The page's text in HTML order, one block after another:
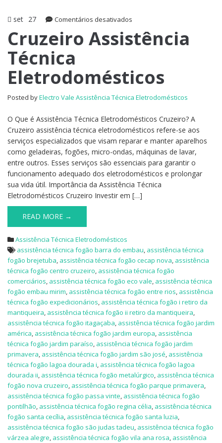
set 27 Comentários desativados
Assistência
Cruzeiro Assistência
Técnica
Eletrodomésticos
Posted byElectro Vale Assistência Técnica Eletrodomésticos
O Que é Assistência Técnica Eletrodomésticos Cruzeiro? A
Cruzeiro assistência técnica eletrodomésticos refere-se aos
serviços especializados que visam reparar e manter aparelhos
como geladeiras, fogões, micro-ondas, máquinas de lavar,
entre outros. Esses serviços são essenciais para garantir o
funcionamento adequado dos eletrodomésticos e prolongar
sua vida útil. Importância da Assistência Técnica
Eletrodomésticos Cruzeiro Investir em […]
READ MORE →
Assistência Técnica Eletrodomésticos
assistência técnica fogão barra do embau, assistência técnica
fogão brejetuba, assistência técnica fogão cecap nova, assistência
técnica fogão centro cruzeiro, assistência técnica fogão
comerciários, assistência técnica fogão eco vale, assistência técnica
fogão embau mirim, assistência técnica fogão entre rios, assistência
técnica fogão expedicionários, assistência técnica fogão i retiro da
mantiqueira, assistência técnica fogão ii retiro da mantiqueira,
assistência técnica fogão itagaçaba, assistência técnica fogão jardim
américa, assistência técnica fogão jardim europa, assistência
técnica fogão jardim paraíso, assistência técnica fogão jardim
primavera, assistência técnica fogão jardim são josé, assistência
técnica fogão lagoa dourada i, assistência técnica fogão lagoa
dourada ii, assistência técnica fogão metalúrgico, assistência técnica
fogão nova cruzeiro, assistência técnica fogão parque primavera,
assistência técnica fogão passa vinte, assistência técnica fogão
pontilhão, assistência técnica fogão regina célia, assistência técnica
fogão santa cecília, assistência técnica fogão santa luzia,
assistência técnica fogão são judas tadeu, assistência técnica fogão
várzea alegre, assistência técnica fogão vila ana rosa, assistência